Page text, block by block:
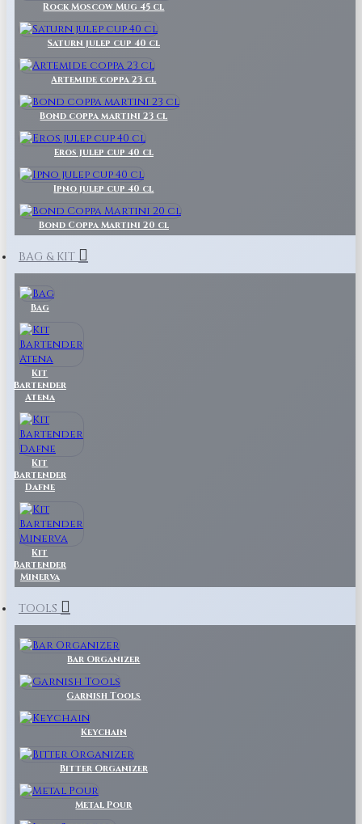
Rock Moscow Mug 45 cl
Saturn julep cup 40 cl
Artemide coppa 23 cl
Bond coppa martini 23 cl
Eros julep cup 40 cl
Ipno julep cup 40 cl
Bond Coppa Martini 20 cl
BAG & KIT
Bag
Kit
Bartender
Atena
Kit
Bartender
Dafne
Kit
Bartender
Minerva
TOOLS
Bar Organizer
Garnish Tools
Keychain
Bitter Organizer
Metal Pour